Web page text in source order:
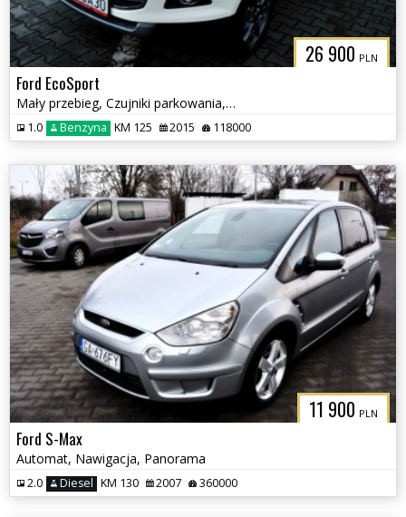
26 900 PLN
Ford EcoSport
Mały przebieg, Czujniki parkowania, Keyless,
1.0 Benzyna KM 125 2015 118000
11 900 PLN
Ford S-Max
Automat, Nawigacja, Panorama
2.0 Diesel KM 130 2007 360000